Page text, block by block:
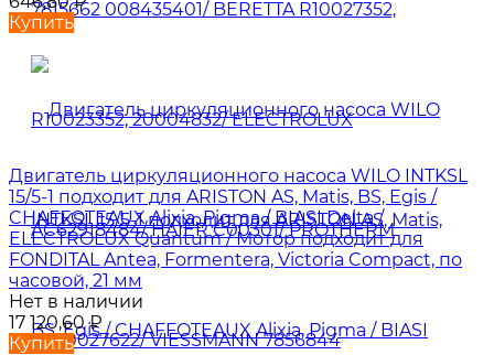
Купить
Двигатель циркуляционного насоса WILO INTKSL
15/5-1 подходит для ARISTON AS, Matis, BS, Egis /
CHAFFOTEAUX Alixia, Pigma / BIASI Delta /
ELECTROLUX Quantum / Мотор подходит для
FONDITAL Antea, Formentera, Victoria Compact, по
часовой, 21 мм
Нет в наличии
17 120,60₽
Купить